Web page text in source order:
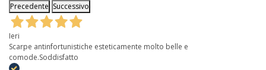
Precedente Successivo
Ieri
Scarpe antinfortunistiche esteticamente molto belle e
comode.Soddisfatto